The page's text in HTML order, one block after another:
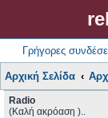
Γρήγορες
Αρχική Σελίδα
Radio
(Καλή ακρόαση )..